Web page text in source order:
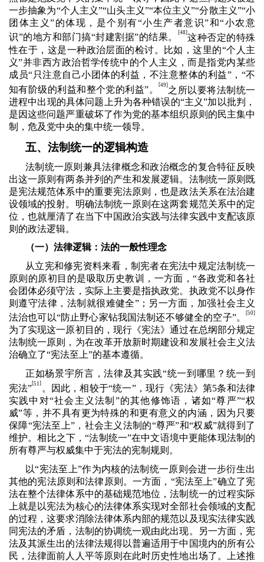
一步抽象为“个人主义”“山头主义”“本位主义”“分散主义”“小
团体主义”的体现，是个别有“小生产者意识”和“小农意
识”的地方和部门搞“封建割据”的结果。
[48]这种否定的特殊
性在于，这是一种政治层面的检讨。比如，这里的“个人主
义”并非西方政治哲学传统中的个人主义，而是指党内某些
成员“只注意自己小团体的利益，不注意整体的利益”，“不
知有阶级的利益和整个党的利益”。
[49] 之所以要将法制统一
进程中出现的具体问题上升为各种错误的“主义”加以批判，
是因这些问题严重破坏了作为党的基本组织原则的民主集中
制，危及党中央的集中统一领导。
五、法制统一的逻辑构造
法制统一原则兼具法律概念和政治概念的复合特征反映
出这一原则有两条并列的产生和发展逻辑。法制统一原则既
是宪法规范体系中的重要宪法原则，也是政法关系在法治建
设领域的投射。明确法制统一原则在这两套规范关系中的定
位，也就厘清了在当下中国政治实践与法律实践中支配该原
则的政法逻辑。
（一）法律逻辑：法的一般性理念
从立宪和修宪资料来看，制宪者在宪法中规定法制统一
原则的原初目的是吸取历史教训，一方面，“各政党和各社
会团体必须守法，实际上主要是指执政党。执政党不以身作
则遵守法律，法制就很难健全”；另一方面，加强社会主义
法治也可以“防止野心家钻我国法制还不够健全的空子”。
[50]
为了实现这一原初目的，现行《宪法》通过在总纲部分规定
法制统一原则，为在改革开放新时期建设和发展社会主义法
治确立了“宪法至上”的基本遵循。
正如杨景宇所言，法律及其实践“统一到哪里？统一到
宪法”
[51]
。因此，相较于“统一”，现行《宪法》第5条和法律
实践中对“社会主义法制”的其他修饰语，诸如“尊严”“权
威”等，并不具有更为特殊的和更有意义的内涵，因为只要
保障“宪法至上”，社会主义法制的“尊严”和“权威”就得到了
维护。相比之下，“法制统一”在中文语境中更能体现法制的
所有尊严与权威集中于宪法的宪制规则。
以“宪法至上”作为内核的法制统一原则会进一步衍生出
其他的宪法原则和法律原则。一方面，“宪法至上”确立了宪
法在整个法律体系中的基础规范地位，法制统一的过程实际
上就是以宪法为核心的法律体系实现对全部社会领域的支配
的过程，这要求消除法律体系内部的规范以及现实法律实践
同宪法的矛盾，法制的协调统一观由此出现。另一方面，宪
法及其派生出的法律法规得以普遍适用于中国境内的所有公
民，法律面前人人平等原则在此时历史性地出场了。上述推